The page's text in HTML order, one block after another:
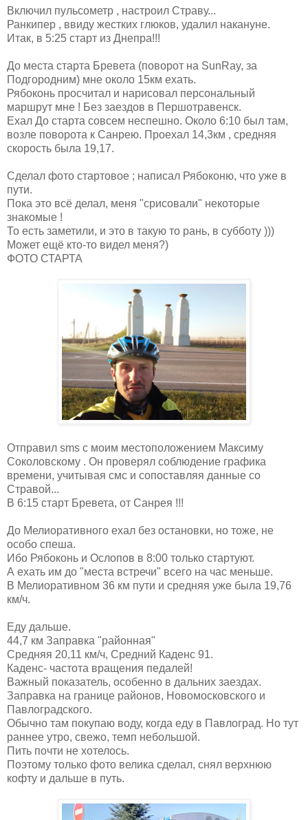
Включил пульсометр , настроил Страву...
Ранкипер , ввиду жестких глюков, удалил накануне.
Итак, в 5:25 старт из Днепра!!!
До места старта Бревета (поворот на SunRay, за
Подгородним) мне около 15км ехать.
Рябоконь просчитал и нарисовал персональный
маршрут мне ! Без заездов в Першотравенск.
Ехал До старта совсем неспешно. Около 6:10 был там,
возле поворота к Санрею. Проехал 14,3км , средняя
скорость была 19,17.
Сделал фото стартовое ; написал Рябоконю, что уже в
пути.
Пока это всё делал, меня "срисовали" некоторые
знакомые !
То есть заметили, и это в такую то рань, в субботу )))
Может ещё кто-то видел меня?)
ФОТО СТАРТА
Отправил sms с моим местоположением Максиму
Соколовскому . Он проверял соблюдение графика
времени, учитывая смс и сопоставляя данные со
Стравой...
В 6:15 старт Бревета, от Санрея !!!
До Мелиоративного ехал без остановки, но тоже, не
особо спеша.
Ибо Рябоконь и Ослопов в 8:00 только стартуют.
А ехать им до "места встречи" всего на час меньше.
В Мелиоративном 36 км пути и средняя уже была 19,76
км/ч.
Еду дальше.
44,7 км Заправка "районная"
Средняя 20,11 км/ч, Средний Каденс 91.
Каденс- частота вращения педалей!
Важный показатель, особенно в дальних заездах.
Заправка на границе районов, Новомосковского и
Павлоградского.
Обычно там покупаю воду, когда еду в Павлоград. Но тут
раннее утро, свежо, темп небольшой.
Пить почти не хотелось.
Поэтому только фото велика сделал, снял верхнюю
кофту и дальше в путь.